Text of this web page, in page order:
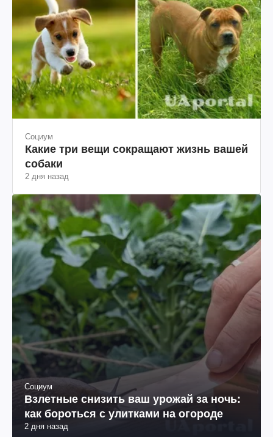
Социум
Какие три вещи сокращают жизнь вашей
собаки
2 дня назад
Социум
Взлетные снизить ваш урожай за ночь:
как бороться с улитками на огороде
2 дня назад